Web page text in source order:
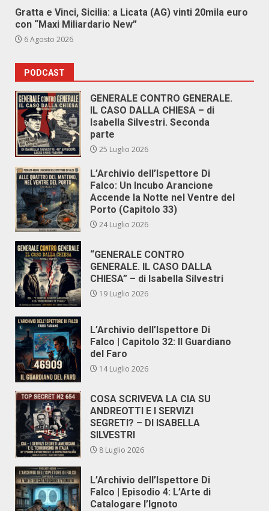
Gratta e Vinci, Sicilia: a Licata (AG) vinti 20mila euro
con “Maxi Miliardario New”
6 Agosto 2026
PODCAST
GENERALE CONTRO GENERALE.
IL CASO DALLA CHIESA – di
Isabella Silvestri. Seconda
parte
25 Luglio 2026
L’Archivio dell’Ispettore Di
Falco: Un Incubo Arancione
Accende la Notte nel Ventre del
Porto (Capitolo 33)
24 Luglio 2026
“GENERALE CONTRO
GENERALE. IL CASO DALLA
CHIESA” – di Isabella Silvestri
19 Luglio 2026
L’Archivio dell’Ispettore Di
Falco | Capitolo 32: Il Guardiano
del Faro
14 Luglio 2026
COSA SCRIVEVA LA CIA SU
ANDREOTTI E I SERVIZI
SEGRETI? – DI ISABELLA
SILVESTRI
8 Luglio 2026
L’Archivio dell’Ispettore Di
Falco | Episodio 4: L’Arte di
Catalogare l’Ignoto